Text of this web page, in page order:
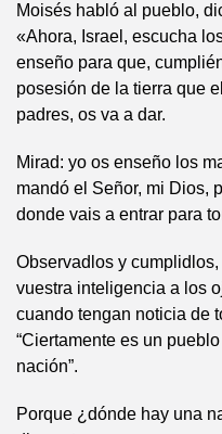
Moisés habló al pueblo,
«Ahora, Israel, escucha
enseño para que,
posesión de la tierra que
padres, os va a dar.
Mirad: yo os enseño los
mandó el Señor, mi Dios,
donde vais a entrar para
Observadlos y
vuestra inteligencia a los
cuando tengan noticia de
“Ciertamente es un
nación”.
Porque ¿dónde hay una